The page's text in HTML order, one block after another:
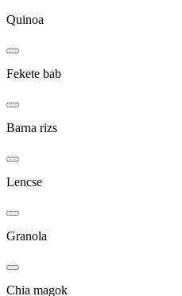
Quinoa
Fekete bab
Barna rizs
Lencse
Granola
Chia magok